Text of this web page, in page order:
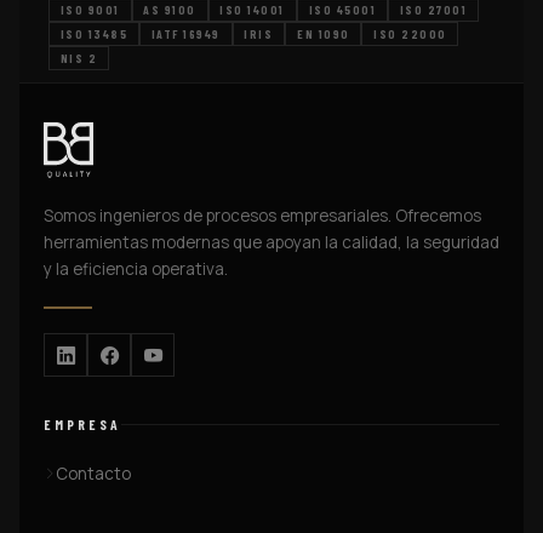
ISO 9001
AS 9100 ISO 14001 ISO 45001
ISO 27001
ISO 13485
IATF 16949 IRIS EN 1090
ISO 22000
NIS 2
Somos ingenieros de procesos empresariales. Ofrecemos
herramientas modernas que apoyan la calidad, la seguridad
y la eficiencia operativa.
EMPRESA
Contacto